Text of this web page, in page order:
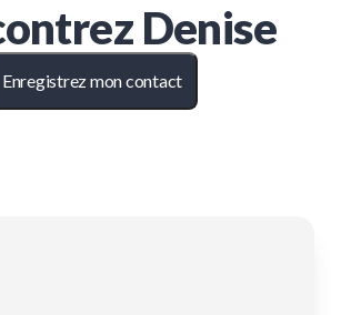
Denise
Enregistrez mon contact